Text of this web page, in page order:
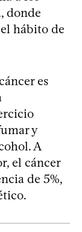
donde
hábito de
es
y
A
el cáncer
de 5%,